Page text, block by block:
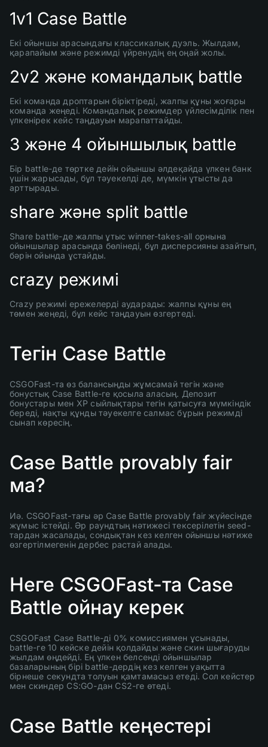
1v1 Case Battle
Екі ойыншы арасындағы классикалық дуэль. Жылдам,
қарапайым және режимді үйренудің ең оңай жолы.
2v2 және командалық battle
Екі команда дроптарын біріктіреді, жалпы құны жоғары
команда жеңеді. Командалық режимдер үйлесімділік пен
үлкенірек кейс таңдауын марапаттайды.
3 және 4 ойыншылық battle
Бір battle-де төртке дейін ойыншы әлдеқайда үлкен банк
үшін жарысады, бұл тәуекелді де, мүмкін ұтысты да
арттырады.
share және split battle
Share battle-де жалпы ұтыс winner-takes-all орнына
ойыншылар арасында бөлінеді, бұл дисперсияны азайтып,
бәрін ойында ұстайды.
crazy режимі
Crazy режимі ережелерді аударады: жалпы құны ең
төмен жеңеді, бұл кейс таңдауын өзгертеді.
Тегін Case Battle
CSGOFast-та өз балансыңды жұмсамай тегін және
бонустық Case Battle-ге қосыла аласың. Депозит
бонустары мен XP сыйлықтары тегін қатысуға мүмкіндік
береді, нақты құнды тәуекелге салмас бұрын режимді
сынап көресің.
Case Battle provably fair
ма?
Иә. CSGOFast-тағы әр Case Battle provably fair жүйесінде
жұмыс істейді. Әр раундтың нәтижесі тексерілетін seed-
тардан жасалады, сондықтан кез келген ойыншы нәтиже
өзгертілмегенін дербес растай алады.
Неге CSGOFast-та Case
Battle ойнау керек
CSGOFast Case Battle-ді 0% комиссиямен ұсынады,
battle-ге 10 кейске дейін қолдайды және скин шығаруды
жылдам өңдейді. Ең үлкен белсенді ойыншылар
базаларының бірі battle-дердің кез келген уақытта
бірнеше секундта толуын қамтамасыз етеді. Сол кейстер
мен скиндер CS:GO-дан CS2-ге өтеді.
Case Battle кеңестері